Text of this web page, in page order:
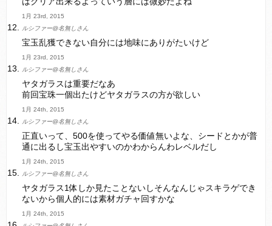
1月 23rd, 2015
ルシファー@名無しさん
宝玉乱獲できない自分には地味にありがたいけど
1月 23rd, 2015
ルシファー@名無しさん
ヤタガラスは重要だなあ
前回宝珠一個出たけどヤタガラスの方が欲しい
1月 24th, 2015
ルシファー@名無しさん
正直いって、500を使ってやる価値無いよな、シードとかが普
通に出るし宝玉出やすいのかわからんわレベルだし
1月 24th, 2015
ルシファー@名無しさん
ヤタガラス1体しか見たことないしそんなんじゃスキラゲでき
ないから個人的には素材ガチャ回すかな
1月 24th, 2015